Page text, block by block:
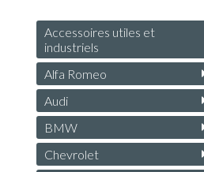
Accessoires utiles et
industriels
Alfa Romeo
Audi
BMW
Chevrolet